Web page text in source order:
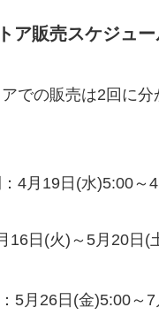
ア販売スケジュー
での販売は2回に分
4月19日(水)5:00～4
16日(火)～5月20日(
5月26日(金)5:00～7